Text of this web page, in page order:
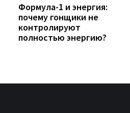
Формула-1 и энергия:
почему гонщики не
контролируют
полностью энергию?